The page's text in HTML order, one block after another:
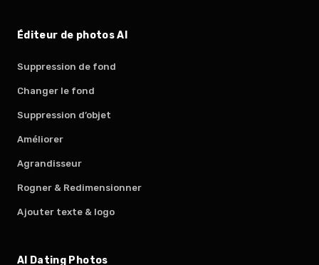
Éditeur de photos AI
Suppression de fond
Changer le fond
Suppression d’objet
Améliorer
Agrandisseur
Rogner & Redimensionner
Ajouter texte & logo
AI Dating Photos